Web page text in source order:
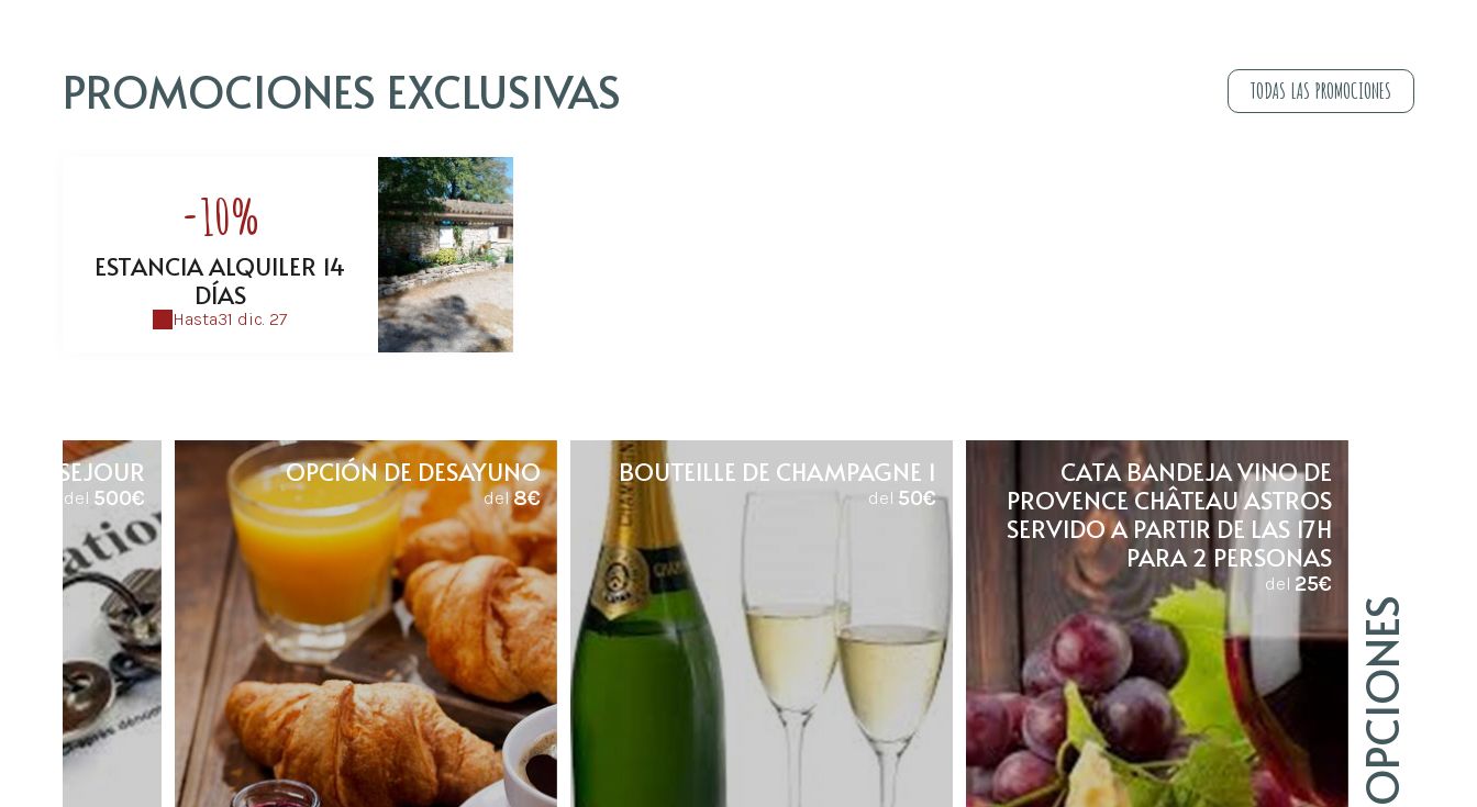
PROMOCIONES EXCLUSIVAS
-10%
ESTANCIA ALQUILER 14
DÍAS
Hasta31 dic. 27
TODAS LAS PROMOCIONES
OPCIONES
CATA BANDEJA VINO DE
PROVENCE CHÂTEAU ASTROS
SERVIDO A PARTIR DE LAS 17H
PARA 2 PERSONAS
del 25€
1 BOUTEILLE DE CHAMPAGNE
del 50€
OPCIÓN DE DESAYUNO
del8€
SEJOUR
del 500€